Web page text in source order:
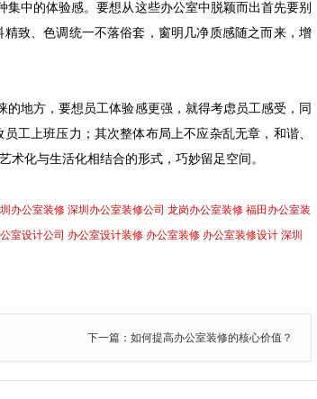
中的体验感。要想从这些办公室中脱颖而出首先要别
致、色调统一不落俗套，窗明几净质感随之而来，增
地方，要想员工体验感更强，就得考虑员工感受，同
工上班压力；其次整体布局上不应杂乱无章，和谐、
化与生活化相结合的形式，巧妙留足空间。
办公室装修 深圳办公室装修公司 龙岗办公室装修 福田办公室装
室设计公司 办公室设计装修 办公室装修 办公室装修设计 深圳
下一篇：如何提高办公室装修的核心价值？